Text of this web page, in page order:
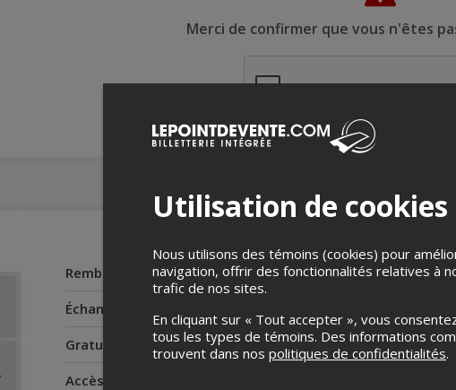
Merci de confirmer que vous n'êtes
Remboursements
Jusqu'à 1 jour
Échanges
Gratuité pour les enfants
Gratuit pour les 3
Accès pour personnes à mobilité réduite
Utilisation de cookies
Nous utilisons des témoins (cookies) pour
navigation, offrir des fonctionnalités relatives à
trafic de nos sites.
En cliquant sur « Tout accepter », vous
tous les types de témoins. Des informations
trouvent dans nos politiques de confidentialités.